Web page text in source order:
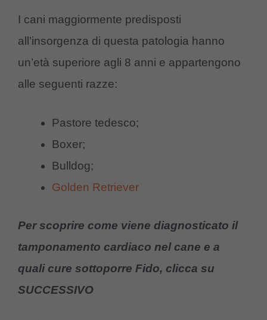
I cani maggiormente predisposti
all’insorgenza di questa patologia hanno
un’età superiore agli 8 anni e appartengono
alle seguenti razze:
Pastore tedesco;
Boxer;
Bulldog;
Golden Retriever
Per scoprire come viene diagnosticato il
tamponamento cardiaco nel cane e a
quali cure sottoporre Fido, clicca su
SUCCESSIVO